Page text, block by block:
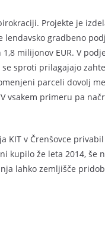
Projekte je
gradbeno
milijonov EUR. V
sproti prilagajajo
parceli dovolj
vsakem primeru pa
KIT v Črenšovce
kupilo že leta 2014, še
lahko zemljišče